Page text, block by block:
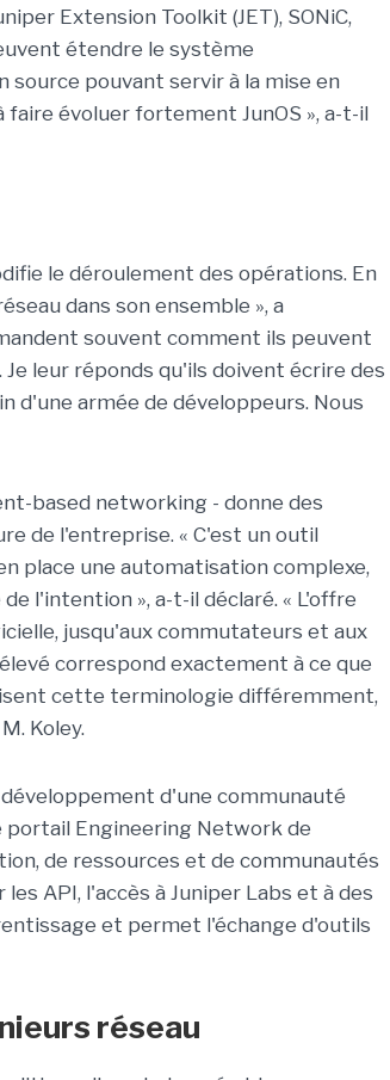
Extension Toolkit (JET), SONiC,
étendre le système
source pouvant servir à la mise en
faire évoluer fortement JunOS », a-t-il
le déroulement des opérations. En
dans son ensemble », a
souvent comment ils peuvent
leur réponds qu'ils doivent écrire des
d'une armée de développeurs. Nous
based networking - donne des
de l'entreprise. « C'est un outil
place une automatisation complexe,
l'intention », a-t-il déclaré. « L'offre
jusqu'aux commutateurs et aux
correspond exactement à ce que
cette terminologie différemment,
Koley.
d'une communauté
portail Engineering Network de
de ressources et de communautés
API, l'accès à Juniper Labs et à des
et permet l'échange d'outils
réseau